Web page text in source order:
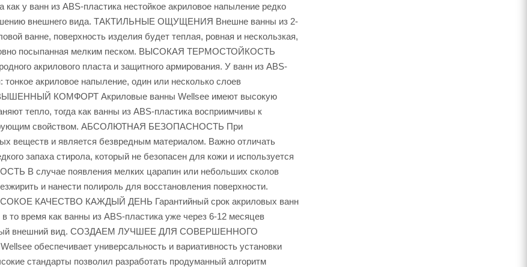
у ванн из ABS-пластика нестойкое акриловое напыление редко
внешнего вида. ТАКТИЛЬНЫЕ ОЩУЩЕНИЯ Внешне ванны из 2-
ванне, поверхность изделия будет теплая, ровная и нескользкая,
посыпанная мелким песком. ВЫСОКАЯ ТЕРМОСТОЙКОСТЬ
акрилового пласта и защитного армирования. У ванн из ABS-
акриловое напыление, один или несколько слоев
КОМФОРТ Акриловые ванны Wellsee имеют высокую
тепло, тогда как ванны из ABS-пластика восприимчивы к
свойством. АБСОЛЮТНАЯ БЕЗОПАСНОСТЬ При
веществ и является безвредным материалом. Важно отличать
запаха стирола, который не безопасен для кожи и используется
В случае появления мелких царапин или небольших сколов
и нанести полироль для восстановления поверхности.
КАЧЕСТВО КАЖДЫЙ ДЕНЬ Гарантийный срок акриловых ванн
то время как ванны из ABS-пластика уже через 6-12 месяцев
внешний вид. СОЗДАЕМ ЛУЧШЕЕ ДЛЯ СОВЕРШЕННОГО
обеспечивает универсальность и вариативность установки
стандарты позволил разработать продуманный алгоритм